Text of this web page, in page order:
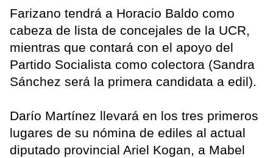
Farizano tendrá a Horacio Baldo como
cabeza de lista de concejales de la UCR,
mientras que contará con el apoyo del
Partido Socialista como colectora (Sandra
Sánchez será la primera candidata a edil).
Darío Martínez llevará en los tres primeros
lugares de su nómina de ediles al actual
diputado provincial Ariel Kogan, a Mabel